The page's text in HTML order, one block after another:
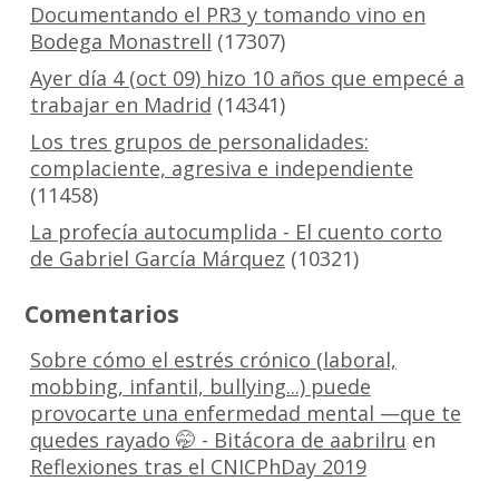
Documentando el PR3 y tomando vino en
Bodega Monastrell (17307)
Ayer día 4 (oct 09) hizo 10 años que empecé a
trabajar en Madrid (14341)
Los tres grupos de personalidades:
complaciente, agresiva e independiente
(11458)
La profecía autocumplida - El cuento corto
de Gabriel García Márquez (10321)
Comentarios
Sobre cómo el estrés crónico (laboral,
mobbing, infantil, bullying...) puede
provocarte una enfermedad mental —que te
quedes rayado 🤭 - Bitácora de aabrilru en
Reflexiones tras el CNICPhDay 2019